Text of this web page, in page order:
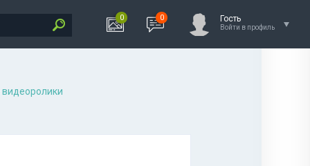
0 0 Гость
Войти в профиль